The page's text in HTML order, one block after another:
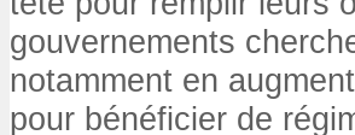
gouvernements
notamment en
pour bénéficier de